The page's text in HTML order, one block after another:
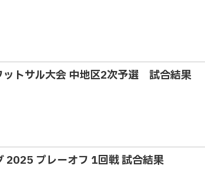
トサル大会 中地区2次予選 試合結果
2025 プレーオフ 1回戦 試合結果